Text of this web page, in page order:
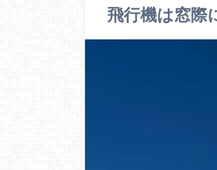
飛行機は窓際